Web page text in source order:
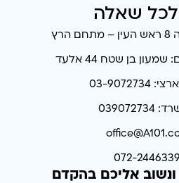
לכל שאלה
בן שטח 44 אלעד
9072734
072-2446339
אליכם בהקדם